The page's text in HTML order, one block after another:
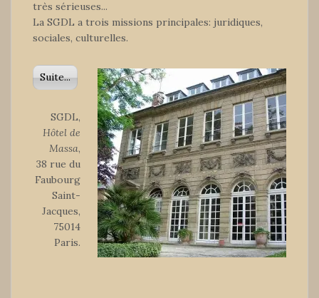
très sérieuses...
La SGDL a trois missions principales: juridiques,
sociales, culturelles.
Suite...
SGDL,
Hôtel de
Massa,
38 rue du
Faubourg
Saint-
Jacques,
75014
Paris.